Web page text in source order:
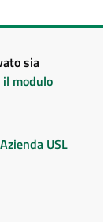
sia
modulo
USL